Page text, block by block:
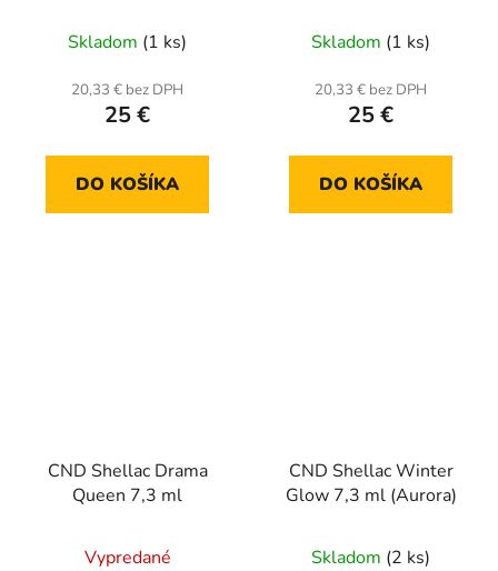
Skladom (1 ks)
20,33 € bez DPH
25 €
DO KOŠÍKA
Skladom (1 ks)
20,33 € bez DPH
25 €
DO KOŠÍKA
CND Shellac Drama
Queen 7,3 ml
Vypredané
CND Shellac Winter
Glow 7,3 ml (Aurora)
Skladom (2 ks)